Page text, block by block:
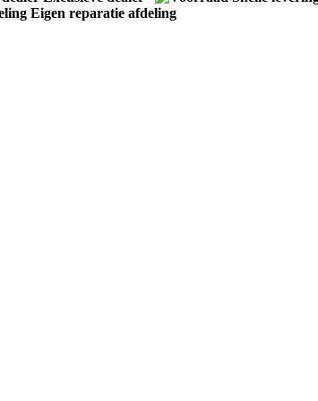
Eigen reparatie afdeling